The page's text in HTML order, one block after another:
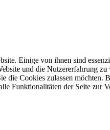
Einige von ihnen sind
und die Nutzererfahrung
die Cookies zulassen möchten.
Funktionalitäten der Seite zur